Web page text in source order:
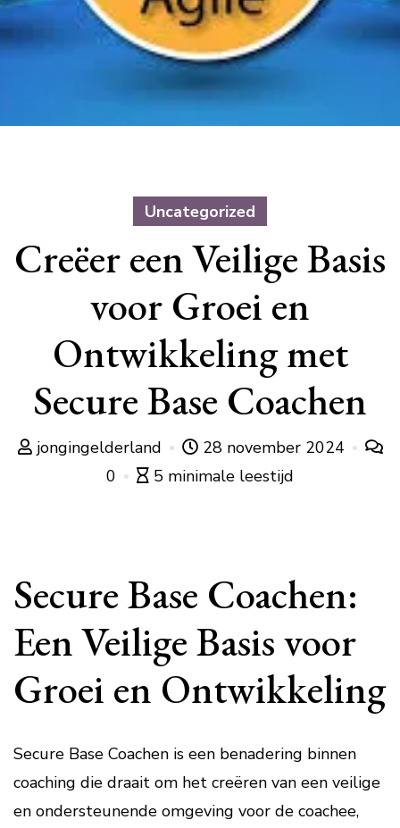
Uncategorized
Creëer een Veilige Basis
voor Groei en
Ontwikkeling met
Secure Base Coachen
jongingelderland
28 november 2024
0
5 minimale leestijd
Secure Base Coachen:
Een Veilige Basis voor
Groei en Ontwikkeling
Secure Base Coachen is een benadering binnen
coaching die draait om het creëren van een veilige
en ondersteunende omgeving voor de coachee,